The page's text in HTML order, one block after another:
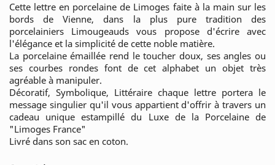
Cette lettre en porcelaine de Limoges faite à la main sur les
bords de Vienne, dans la plus pure tradition des
porcelainiers Limougeauds vous propose d'écrire avec
l'élégance et la simplicité de cette noble matière.
La porcelaine émaillée rend le toucher doux, ses angles ou
ses courbes rondes font de cet alphabet un objet très
agréable à manipuler.
Décoratif, Symbolique, Littéraire chaque lettre portera le
message singulier qu'il vous appartient d'offrir à travers un
cadeau unique estampillé du Luxe de la Porcelaine de
"Limoges France"
Livré dans son sac en coton.